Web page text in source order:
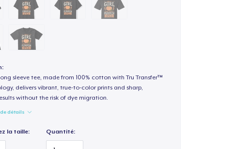
sleeve tee, made from 100% cotton with Tru Transfer™
delivers vibrant, true-to-color prints and sharp,
without the risk of dye migration.
détails
la taille: Quantité: